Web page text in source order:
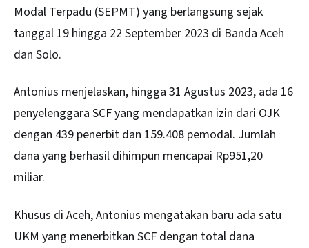
Modal Terpadu (SEPMT) yang berlangsung sejak
tanggal 19 hingga 22 September 2023 di Banda Aceh
dan Solo.
Antonius menjelaskan, hingga 31 Agustus 2023, ada 16
penyelenggara SCF yang mendapatkan izin dari OJK
dengan 439 penerbit dan 159.408 pemodal. Jumlah
dana yang berhasil dihimpun mencapai Rp951,20
miliar.
Khusus di Aceh, Antonius mengatakan baru ada satu
UKM yang menerbitkan SCF dengan total dana